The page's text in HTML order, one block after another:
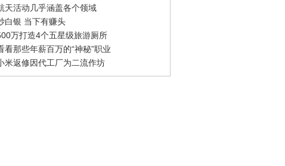
天活动几乎涵盖各个领域
白银 当下有赚头
万打造4个五星级旅游厕所
看那些年薪百万的“神秘”职业
米返修因代工厂为二流作坊